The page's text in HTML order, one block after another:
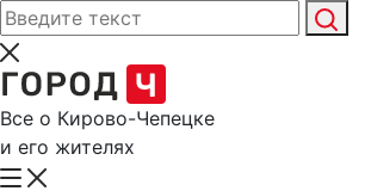
Все о Кирово-Чепецке
и его жителях